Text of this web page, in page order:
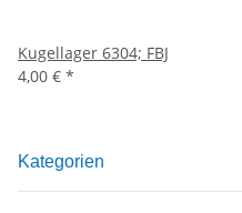
Kugellager 6304; FBJ
4,00 € *
Kategorien